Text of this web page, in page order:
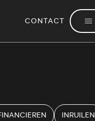
CONTACT
INRUILEN